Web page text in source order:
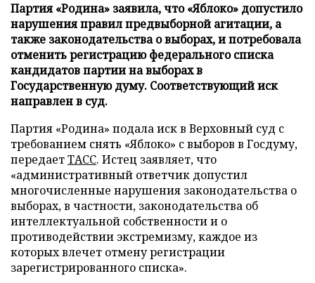
Партия «Родина» заявила, что «Яблоко» допустило
нарушения правил предвыборной агитации, а
также законодательства о выборах, и потребовала
отменить регистрацию федерального списка
кандидатов партии на выборах в
Государственную думу. Соответствующий иск
направлен в суд.
Партия «Родина» подала иск в Верховный суд с
требованием снять «Яблоко» с выборов в Госдуму,
передаетТАСС. Истец заявляет, что
«административный ответчик допустил
многочисленные нарушения законодательства о
выборах, в частности, законодательства об
интеллектуальной собственности и о
противодействии экстремизму, каждое из
которых влечет отмену регистрации
зарегистрированного списка».